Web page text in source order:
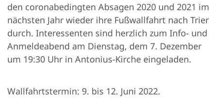
den coronabedingten Absagen 2020 und 2021 im
nächsten Jahr wieder ihre Fußwallfahrt nach Trier
durch. Interessenten sind herzlich zum Info- und
Anmeldeabend am Dienstag, dem 7. Dezember
um 19:30 Uhr in Antonius-Kirche eingeladen.
Wallfahrtstermin: 9. bis 12. Juni 2022.